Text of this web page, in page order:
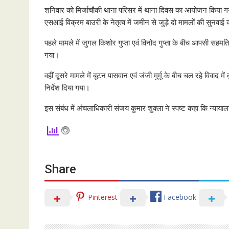
शनिवार को मिर्जाचौकी थाना परिसर में थाना दिवस का आयोजन
एसआई विक्रम बाउरी के नेतृत्व में जमीन से जुड़े दो मामलों की सुनवाई
पहले मामले में जुगल किशोर गुप्ता एवं विनोद गुप्ता के बीच आपसी सहमति
गया।
वहीं दूसरे मामले में बूटन पासवान एवं जंजी मुर्मू के बीच चल रहे
निर्देश दिया गया।
इस संबंध में अंचलाधिकारी संजय कुमार शुक्ला ने स्पष्ट कहा कि
Share
Pinterest Facebook